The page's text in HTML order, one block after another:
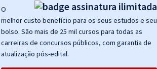
O
melhor custo benefício para os seus estudos e seu
bolso. São mais de 25 mil cursos para todas as
carreiras de concursos públicos, com garantia de
atualização pós-edital.